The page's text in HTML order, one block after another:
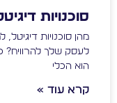
סוכנויות
מהן סוכנויות
לעסק שלך להרוויח?
הוא הכלי
קרא עוד »